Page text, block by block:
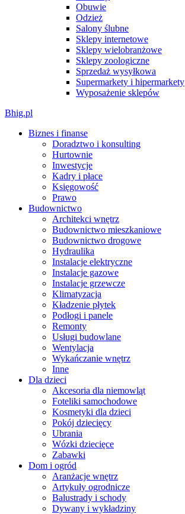
Obuwie
Odzież
Salony ślubne
Sklepy internetowe
Sklepy wielobranżowe
Sklepy zoologiczne
Sprzedaż wysyłkowa
Supermarkety i hipermarkety
Wyposażenie sklepów
Bhig.pl
Biznes i finanse
Doradztwo i konsulting
Hurtownie
Inwestycje
Kadry i płace
Księgowość
Prawo
Budownictwo
Architekci wnętrz
Budownictwo mieszkaniowe
Budownictwo drogowe
Hydraulika
Instalacje elektryczne
Instalacje gazowe
Instalacje grzewcze
Klimatyzacja
Kładzenie płytek
Podłogi i panele
Remonty
Usługi budowlane
Wentylacja
Wykańczanie wnętrz
Inne
Dla dzieci
Akcesoria dla niemowląt
Foteliki samochodowe
Kosmetyki dla dzieci
Pokój dziecięcy
Ubrania
Wózki dziecięce
Zabawki
Dom i ogród
Aranżacje wnętrz
Artykuły ogrodnicze
Balustrady i schody
Dywany i wykładziny